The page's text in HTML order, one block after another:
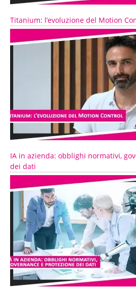
Titanium: l’evoluzione del Motion
IA in azienda: obblighi normativi,
dei dati